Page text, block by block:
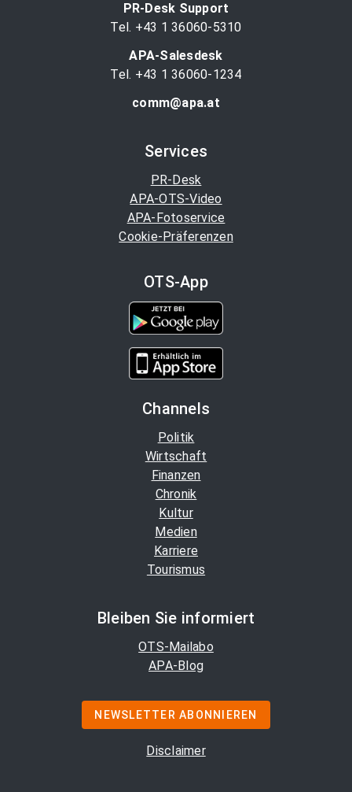
PR-Desk Support
Tel. +43 1 36060-5310
APA-Salesdesk
Tel. +43 1 36060-1234
comm@apa.at
Services
PR-Desk
APA-OTS-Video
APA-Fotoservice
Cookie-Präferenzen
OTS-App
Channels
Politik
Wirtschaft
Finanzen
Chronik
Kultur
Medien
Karriere
Tourismus
Bleiben Sie informiert
OTS-Mailabo
APA-Blog
NEWSLETTER ABONNIEREN
Disclaimer